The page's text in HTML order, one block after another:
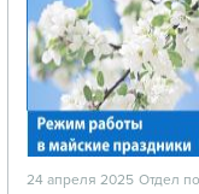
24 апреля 2025 Отдел